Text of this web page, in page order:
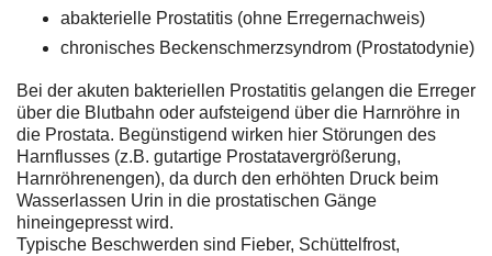
abakterielle Prostatitis (ohne Erregernachweis)
chronisches Beckenschmerzsyndrom (Prostatodynie)
Bei der akuten bakteriellen Prostatitis gelangen die Erreger
über die Blutbahn oder aufsteigend über die Harnröhre in
die Prostata. Begünstigend wirken hier Störungen des
Harnflusses (z.B. gutartige Prostatavergrößerung,
Harnröhrenengen), da durch den erhöhten Druck beim
Wasserlassen Urin in die prostatischen Gänge
hineingepresst wird.
Typische Beschwerden sind Fieber, Schüttelfrost,